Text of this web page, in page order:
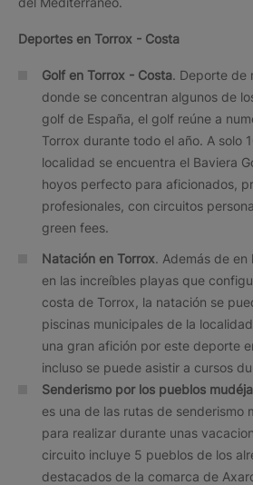
Deportes en Torrox - Costa
Golf en Torrox - Costa. Deporte de
donde se concentran algunos de
golf de España, el golf reúne a
Torrox durante todo el año. A solo
localidad se encuentra el Baviera
hoyos perfecto para aficionados,
profesionales, con circuitos
green fees.
Natación en Torrox. Además de en
en las increíbles playas que
costa de Torrox, la natación se
piscinas municipales de la
una gran afición por este deporte
incluso se puede asistir a cursos
Senderismo por los pueblos
es una de las rutas de senderismo
para realizar durante unas
circuito incluye 5 pueblos de los
destacados de la comarca de